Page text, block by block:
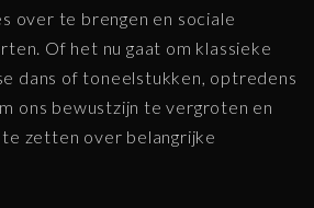
over te brengen en sociale
Of het nu gaat om klassieke
dans of toneelstukken, optredens
ons bewustzijn te vergroten en
te zetten over belangrijke